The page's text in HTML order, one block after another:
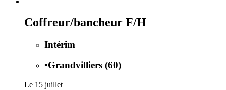
Coffreur/bancheur F/H
Intérim
•Grandvilliers (60)
Le 15 juillet